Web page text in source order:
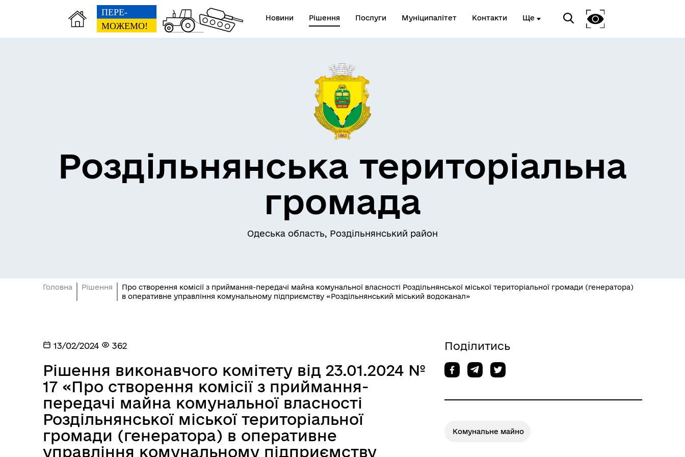
Новини Рішення Послуги Муніципалітет Контакти Ще
Засідання постійних комісій Цивільний захист населення
Пам’яті військових громади
Квитки на потяг для
військовослужбовців та їх
Роздільнянська територіальна
громада
Одеська область, Роздільнянський район
Головна Рішення
Про створення комісії з приймання-передачі майна комунальної власності Роздільнянської міської територіальної громади (генератора)
в оперативне управління комунальному підприємству «Роздільнянський міський водоканал»
13/02/2024 362
Рішення виконавчого комітету від 23.01.2024 №
17 «Про створення комісії з приймання-
передачі майна комунальної власності
Роздільнянської міської територіальної
громади (генератора) в оперативне
управління комунальному підприємству
Поділитись
Комунальне майно